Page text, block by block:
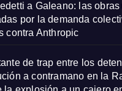
a Galeano: las
por la demanda
contra Anthropic
de trap entre los
a contramano en la